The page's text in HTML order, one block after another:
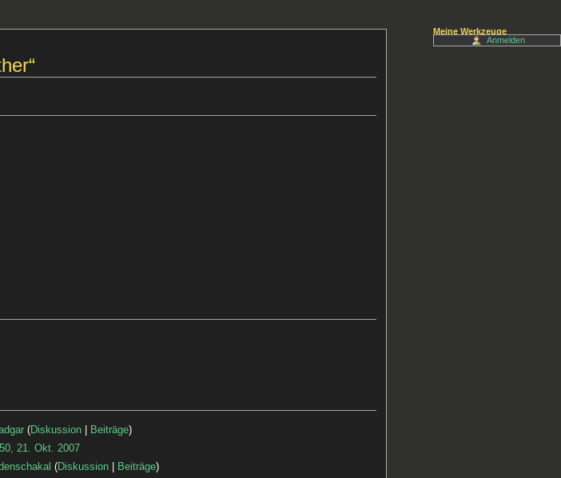
(Diskussion Beiträge)
21. Okt. 2007
(Diskussion Beiträge)
Meine Werkzeuge
Anmelden